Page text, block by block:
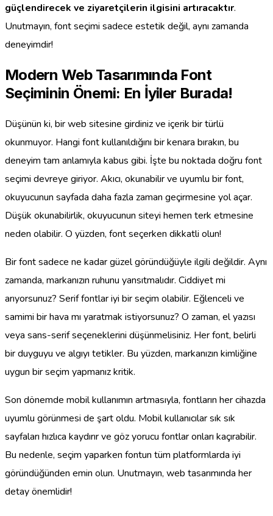
güçlendirecek ve ziyaretçilerin ilgisini artıracaktır.
Unutmayın, font seçimi sadece estetik değil, aynı zamanda
deneyimdir!
Modern Web Tasarımında Font
Seçiminin Önemi: En İyiler Burada!
Düşünün ki, bir web sitesine girdiniz ve içerik bir türlü
okunmuyor. Hangi font kullanıldığını bir kenara bırakın, bu
deneyim tam anlamıyla kabus gibi. İşte bu noktada doğru font
seçimi devreye giriyor. Akıcı, okunabilir ve uyumlu bir font,
okuyucunun sayfada daha fazla zaman geçirmesine yol açar.
Düşük okunabilirlik, okuyucunun siteyi hemen terk etmesine
neden olabilir. O yüzden, font seçerken dikkatli olun!
Bir font sadece ne kadar güzel göründüğüyle ilgili değildir. Aynı
zamanda, markanızın ruhunu yansıtmalıdır. Ciddiyet mi
arıyorsunuz? Serif fontlar iyi bir seçim olabilir. Eğlenceli ve
samimi bir hava mı yaratmak istiyorsunuz? O zaman, el yazısı
veya sans-serif seçeneklerini düşünmelisiniz. Her font, belirli
bir duyguyu ve algıyı tetikler. Bu yüzden, markanızın kimliğine
uygun bir seçim yapmanız kritik.
Son dönemde mobil kullanımın artmasıyla, fontların her cihazda
uyumlu görünmesi de şart oldu. Mobil kullanıcılar sık sık
sayfaları hızlıca kaydırır ve göz yorucu fontlar onları kaçırabilir.
Bu nedenle, seçim yaparken fontun tüm platformlarda iyi
göründüğünden emin olun. Unutmayın, web tasarımında her
detay önemlidir!